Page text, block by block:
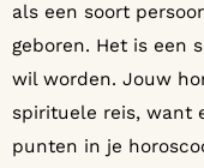
als een soort
geboren. Het is een
wil worden. Jouw
spirituele reis, want
punten in je